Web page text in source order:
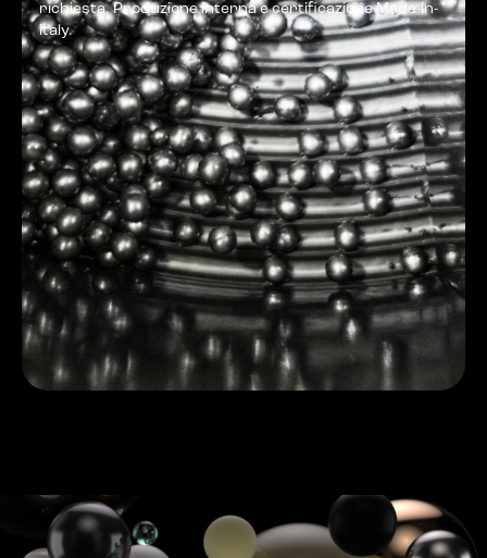
richiesta. Produzione interna e certificazione Made-in-
italy.